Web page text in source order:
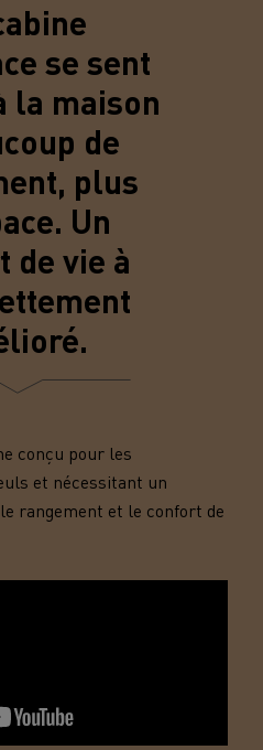
se sent
la maison
de
plus
Un
de vie à
conçu pour les
et nécessitant un
rangement et le confort de